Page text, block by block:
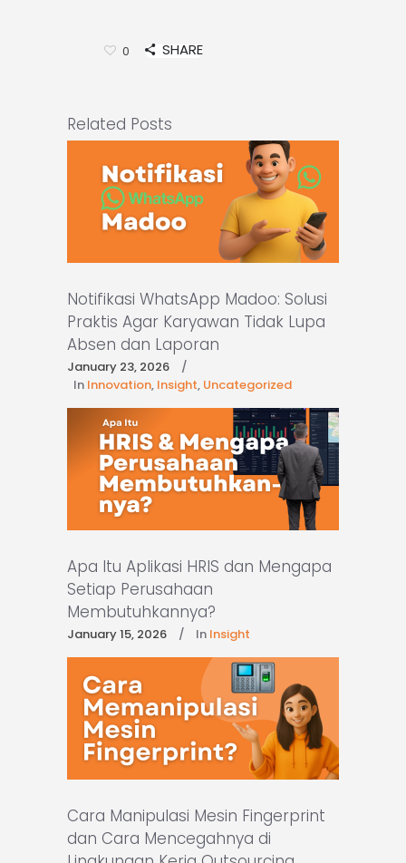
0 SHARE
Related Posts
Notifikasi WhatsApp Madoo: Solusi
Praktis Agar Karyawan Tidak Lupa
Absen dan Laporan
January 23, 2026
In Innovation, Insight, Uncategorized
Apa Itu Aplikasi HRIS dan Mengapa
Setiap Perusahaan
Membutuhkannya?
January 15, 2026 In Insight
Cara Manipulasi Mesin Fingerprint
dan Cara Mencegahnya di